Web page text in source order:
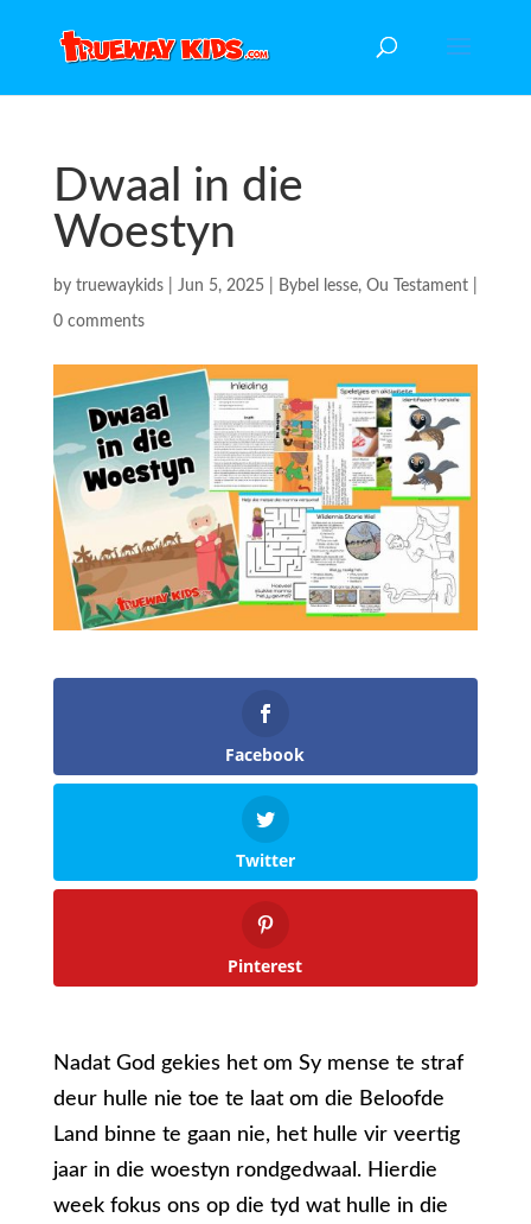
Dwaal in die
Woestyn
by truewaykids| Jun 5, 2025| Bybel lesse, Ou Testament|
0 comments
Facebook
Twitter
Pinterest
Nadat God gekies het om Sy mense te straf
deur hulle nie toe te laat om die Beloofde
Land binne te gaan nie, het hulle vir veertig
jaar in die woestyn rondgedwaal. Hierdie
week fokus ons op die tyd wat hulle in die